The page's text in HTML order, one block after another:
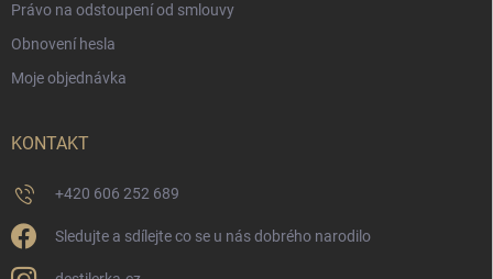
Právo na odstoupení od smlouvy
Obnovení hesla
Moje objednávka
KONTAKT
+420 606 252 689
Sledujte a sdílejte co se u nás dobrého narodilo